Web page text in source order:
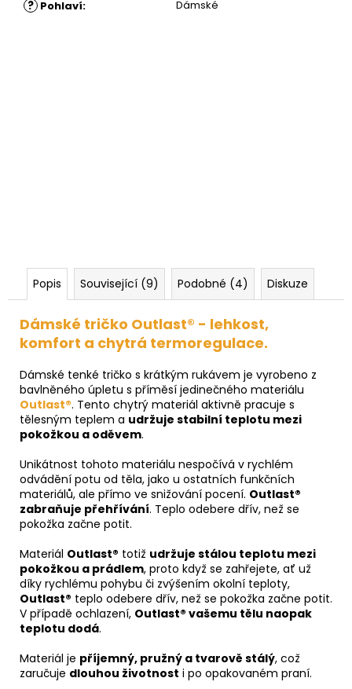
? Pohlaví: Dámské
Popis Související (9) Podobné (4) Diskuze
Dámské tričko Outlast® - lehkost,
komfort a chytrá termoregulace.
Dámské tenké tričko s krátkým rukávem je vyrobeno z
bavlněného úpletu s příměsí jedinečného materiálu
Outlast®. Tento chytrý materiál aktivně pracuje s
tělesným teplem a udržuje stabilní teplotu mezi
pokožkou a oděvem.
Unikátnost tohoto materiálu nespočívá v rychlém
odvádění potu od těla, jako u ostatních funkčních
materiálů, ale přímo ve snižování pocení. Outlast®
zabraňuje přehřívání. Teplo odebere dřív, než se
pokožka začne potit.
Materiál Outlast® totiž udržuje stálou teplotu mezi
pokožkou a prádlem, proto když se zahřejete, ať už
díky rychlému pohybu či zvýšením okolní teploty,
Outlast® teplo odebere dřív, než se pokožka začne potit.
V případě ochlazení, Outlast® vašemu tělu naopak
teplotu dodá.
Materiál je příjemný, pružný a tvarově stálý, což
zaručuje dlouhou životnost i po opakovaném praní.